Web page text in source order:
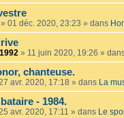
» 01 déc. 2020, 23:23 » dans
» 11 juin 2020, 19:26 »
chanteuse.
avr. 2020, 17:18 » dans La
- 1984.
avr. 2020, 17:11 » dans Le